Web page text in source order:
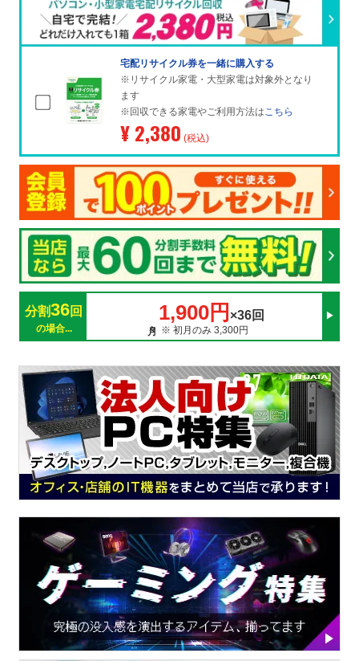
宅配リサイクル券を一緒に購入する
※リサイクル家電・大型家電は対象外となり
ます
※回収できる家電やご利用方法はこちら
¥ 2,380 (税込)
分割36回
の場合...
1,900円 ×36回
※ 初月のみ 3,300円